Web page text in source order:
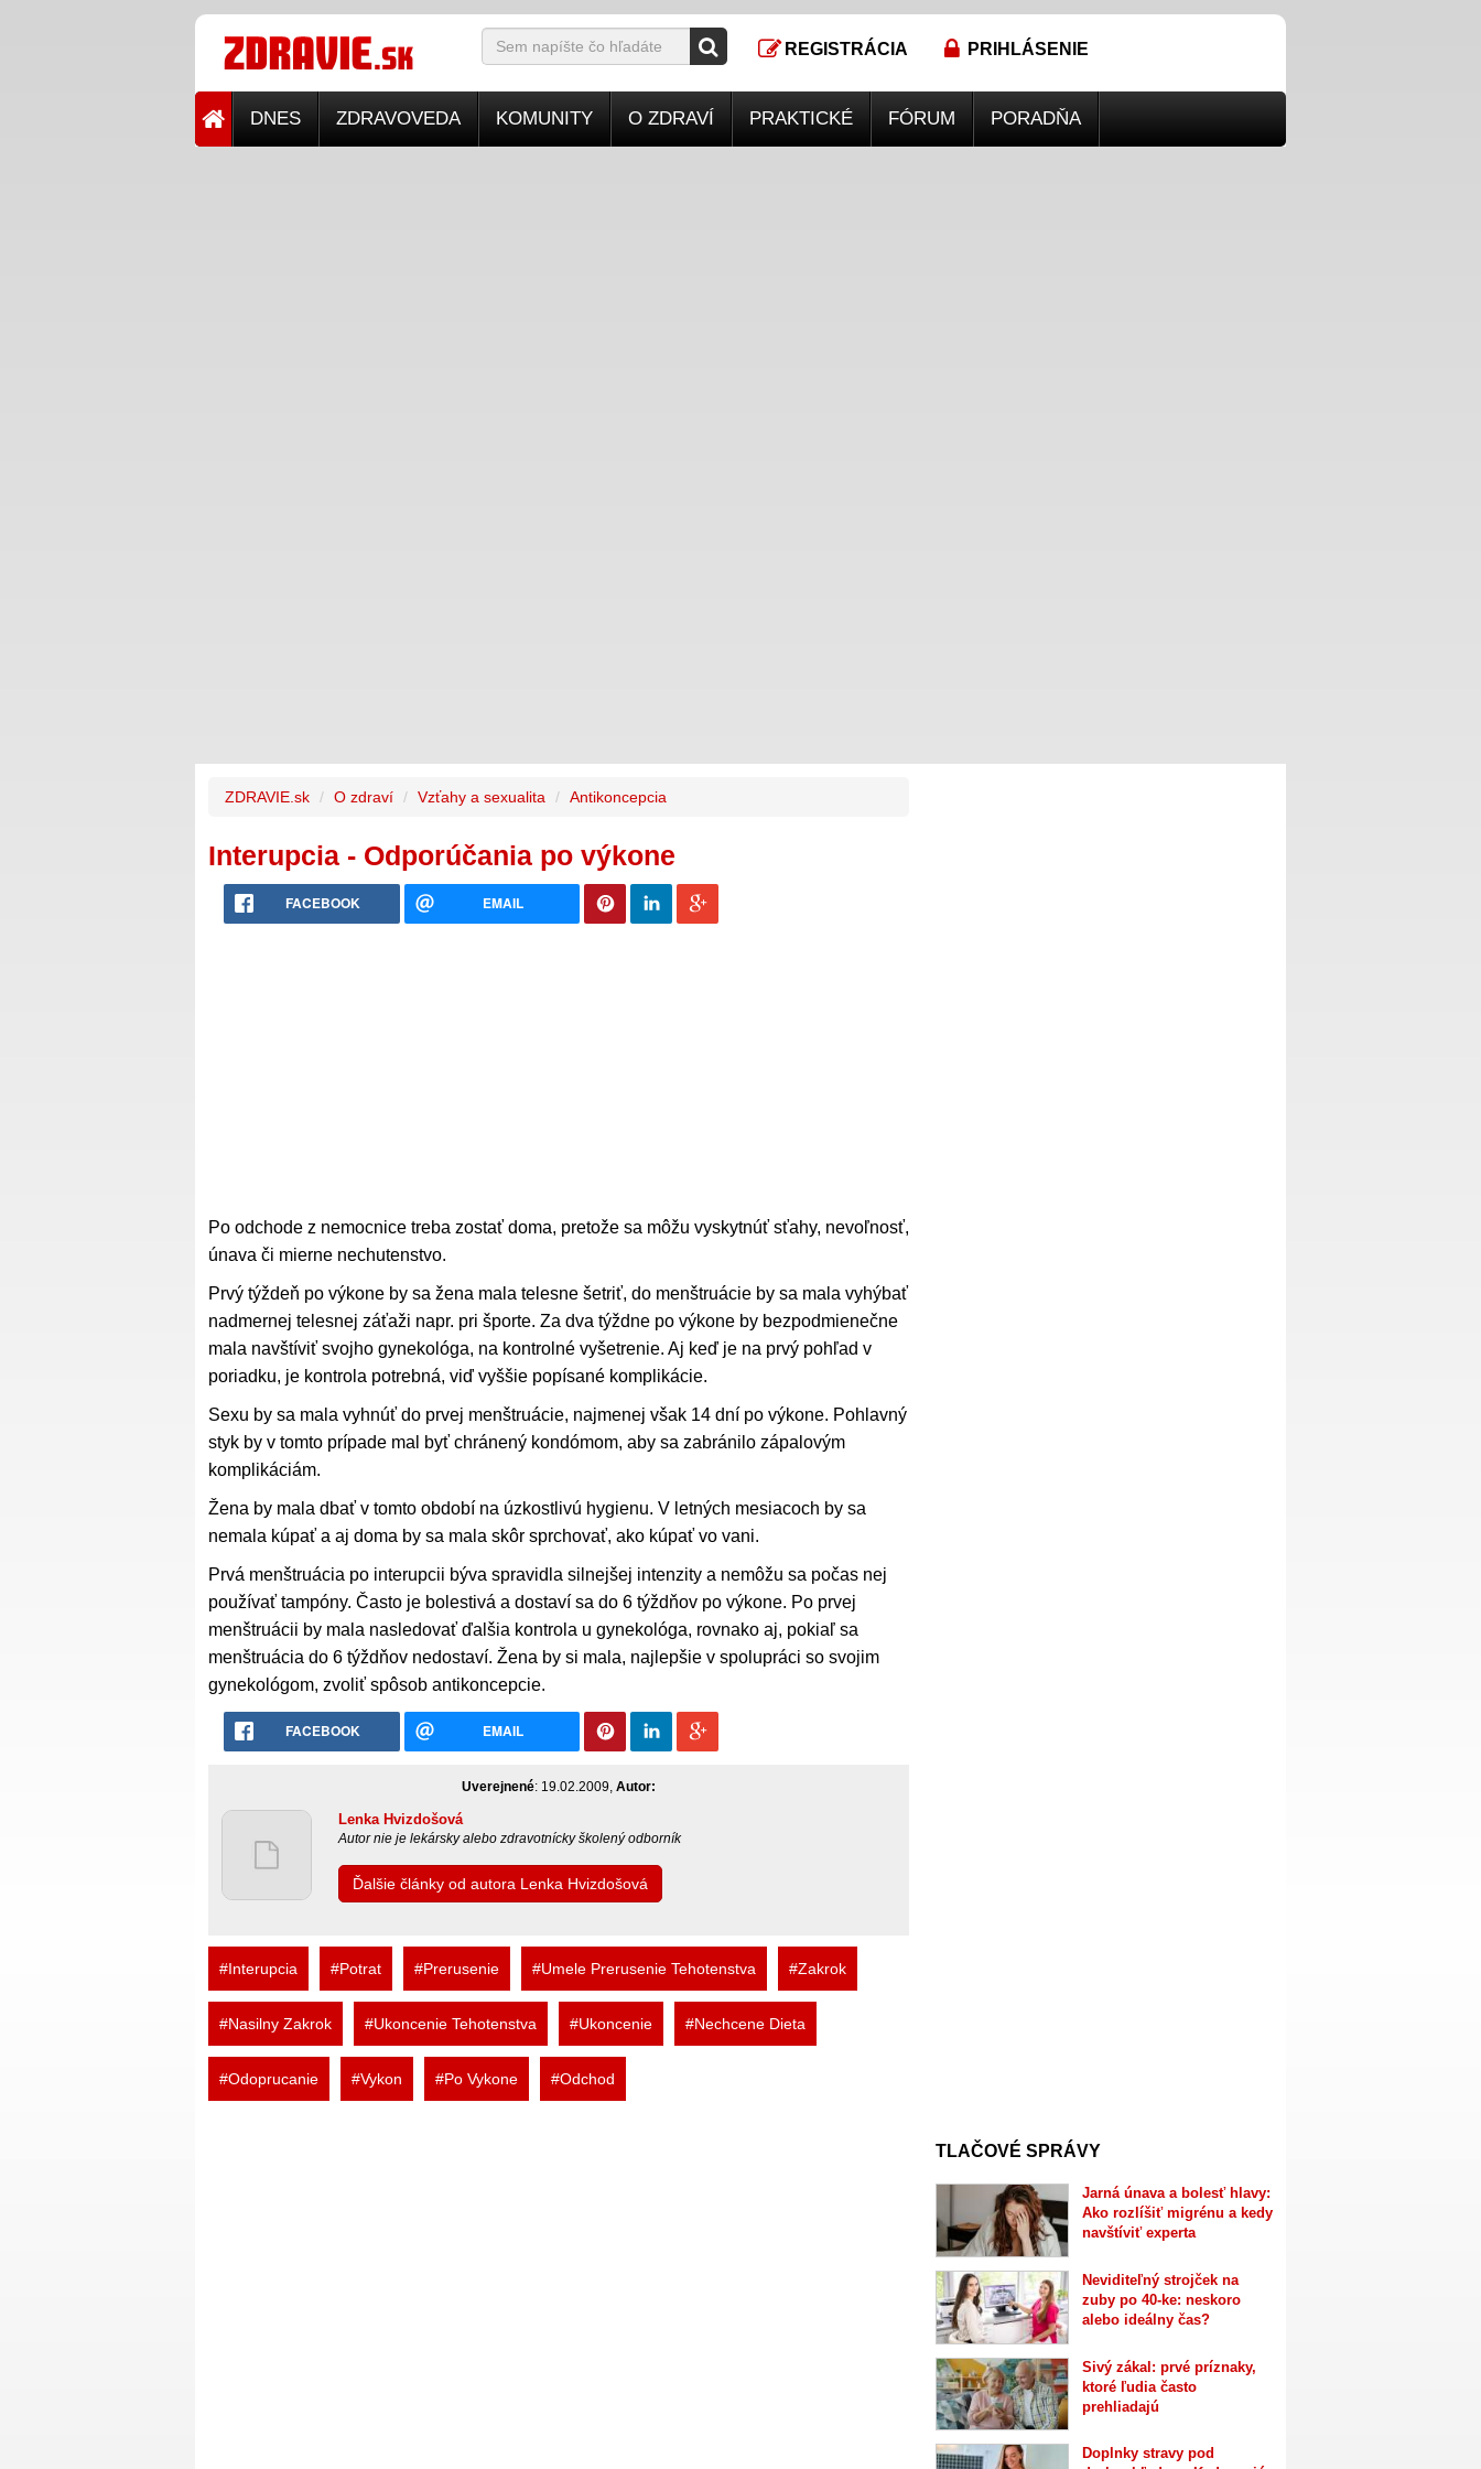
REGISTRÁCIA PRIHLÁSENIE
DNES ZDRAVOVEDA KOMUNITY O ZDRAVÍ PRAKTICKÉ FÓRUM PORADŇA
ZDRAVIE.sk O zdraví Vzťahy a sexualita Antikoncepcia
Interupcia - Odporúčania po výkone
FACEBOOK EMAIL
Po odchode z nemocnice treba zostať doma, pretože sa môžu vyskytnúť sťahy, nevoľnosť,
únava či mierne nechutenstvo.
Prvý týždeň po výkone by sa žena mala telesne šetriť, do menštruácie by sa mala vyhýbať
nadmernej telesnej záťaži napr. pri športe. Za dva týždne po výkone by bezpodmienečne
mala navštíviť svojho gynekológa, na kontrolné vyšetrenie. Aj keď je na prvý pohľad v
poriadku, je kontrola potrebná, viď vyššie popísané komplikácie.
Sexu by sa mala vyhnúť do prvej menštruácie, najmenej však 14 dní po výkone. Pohlavný
styk by v tomto prípade mal byť chránený kondómom, aby sa zabránilo zápalovým
komplikáciám.
Žena by mala dbať v tomto období na úzkostlivú hygienu. V letných mesiacoch by sa
nemala kúpať a aj doma by sa mala skôr sprchovať, ako kúpať vo vani.
Prvá menštruácia po interupcii býva spravidla silnejšej intenzity a nemôžu sa počas nej
používať tampóny. Často je bolestivá a dostaví sa do 6 týždňov po výkone. Po prvej
menštruácii by mala nasledovať ďalšia kontrola u gynekológa, rovnako aj, pokiaľ sa
menštruácia do 6 týždňov nedostaví. Žena by si mala, najlepšie v spolupráci so svojim
gynekológom, zvoliť spôsob antikoncepcie.
FACEBOOK EMAIL
Uverejnené: 19.02.2009, Autor:
Lenka Hvizdošová
Autor nie je lekársky alebo zdravotnícky školený odborník
Ďalšie články od autora Lenka Hvizdošová
#Interupcia #Potrat #Prerusenie #Umele Prerusenie Tehotenstva #Zakrok
#Nasilny Zakrok #Ukoncenie Tehotenstva #Ukoncenie #Nechcene Dieta
#Odoprucanie #Vykon #Po Vykone #Odchod
TLAČOVÉ SPRÁVY
Jarná únava a bolesť hlavy:
Ako rozlíšiť migrénu a kedy
navštíviť experta
Neviditeľný strojček na
zuby po 40-ke: neskoro
alebo ideálny čas?
Sivý zákal: prvé príznaky,
ktoré ľudia často
prehliadajú
Doplnky stravy pod